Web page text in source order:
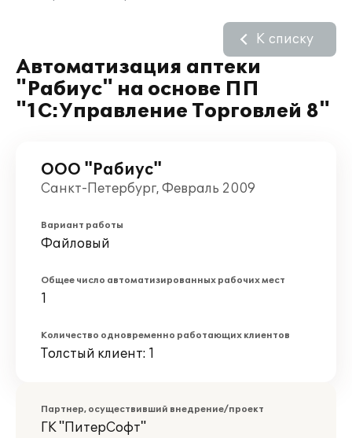
Автоматизация аптеки
"Рабиус" на основе ПП
"1С:Управление Торговлей 8"
К списку
ООО "Рабиус"
Санкт-Петербург, Февраль 2009
Вариант работы
Файловый
Общее число автоматизированных рабочих мест
1
Количество одновременно работающих клиентов
Толстый клиент: 1
Партнер, осуществивший внедрение/проект
ГК "ПитерСофт"